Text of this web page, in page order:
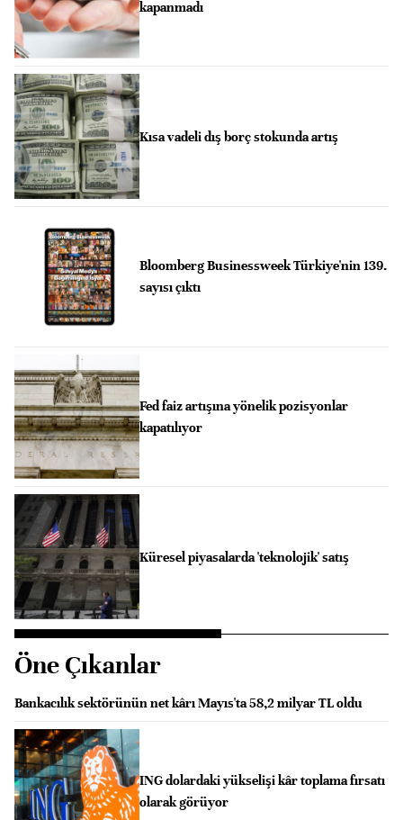
kapanmadı
Kısa vadeli dış borç stokunda artış
Bloomberg Businessweek Türkiye'nin 139.
sayısı çıktı
Fed faiz artışına yönelik pozisyonlar
kapatılıyor
Küresel piyasalarda 'teknolojik' satış
Öne Çıkanlar
Bankacılık sektörünün net kârı Mayıs'ta 58,2 milyar TL oldu
ING dolardaki yükselişi kâr toplama fırsatı
olarak görüyor